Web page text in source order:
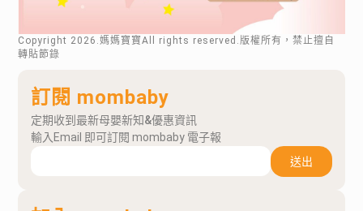
Copyright 2026 .媽媽寶寶All rights reserved.版權所有，禁止擅自
轉貼節錄
訂閱 mombaby
定期收到最新母嬰新知&優惠資訊
輸入Email 即可訂閱 mombaby 電子報
送出